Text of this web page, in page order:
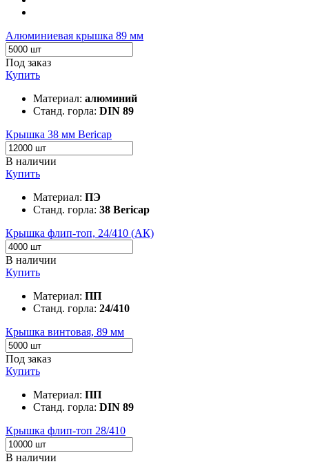
Алюминиевая крышка 89 мм
Под заказ
Купить
Материал: алюминий
Станд. горла: DIN 89
Крышка 38 мм Bericap
В наличии
Купить
Материал: ПЭ
Станд. горла: 38 Bericap
Крышка флип-топ, 24/410 (АК)
В наличии
Купить
Материал: ПП
Станд. горла: 24/410
Крышка винтовая, 89 мм
Под заказ
Купить
Материал: ПП
Станд. горла: DIN 89
Крышка флип-топ 28/410
В наличии